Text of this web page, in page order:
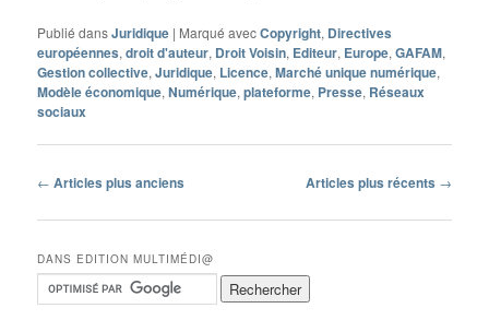
Publié dansJuridique | Marqué avecCopyright, Directives
européennes,droit d'auteur, Droit Voisin, Editeur, Europe,GAFAM,
Gestion collective,Juridique, Licence,Marché unique numérique,
Modèle économique,Numérique,plateforme, Presse, Réseaux
sociaux
Navigation
articles
← Articles plus anciens Articles plus récents →
DANS EDITION MULTIMÉDI@